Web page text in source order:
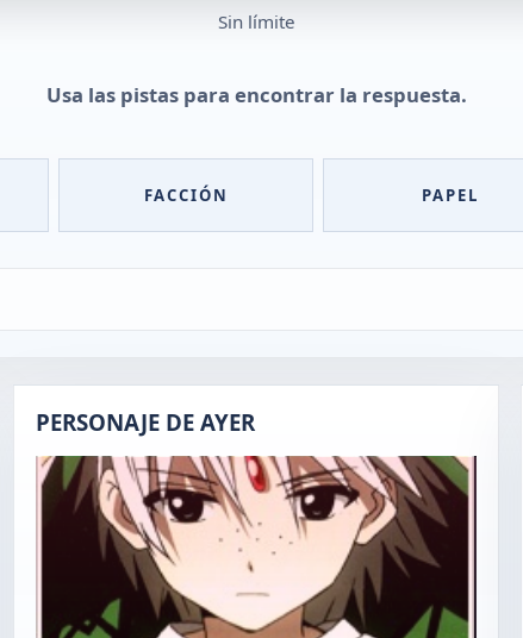
Sin límite
Usa las pistas para encontrar la respuesta.
FACCIÓN PAPEL
PERSONAJE DE AYER